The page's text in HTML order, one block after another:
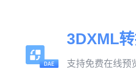
3DXML
支持免费在线预